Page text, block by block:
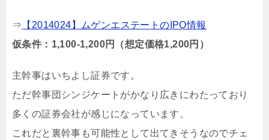
⇒ 【2014024】ムゲンエステートのIPO情報
仮条件：1,100-1,200円（想定価格1,200円）
主幹事はいちよし証券です。
ただ幹事団シンジケートがかなり広きにわたっており
多くの証券会社が感じになっています。
これだと裏幹事も可能性として出てきそうなのでチェ